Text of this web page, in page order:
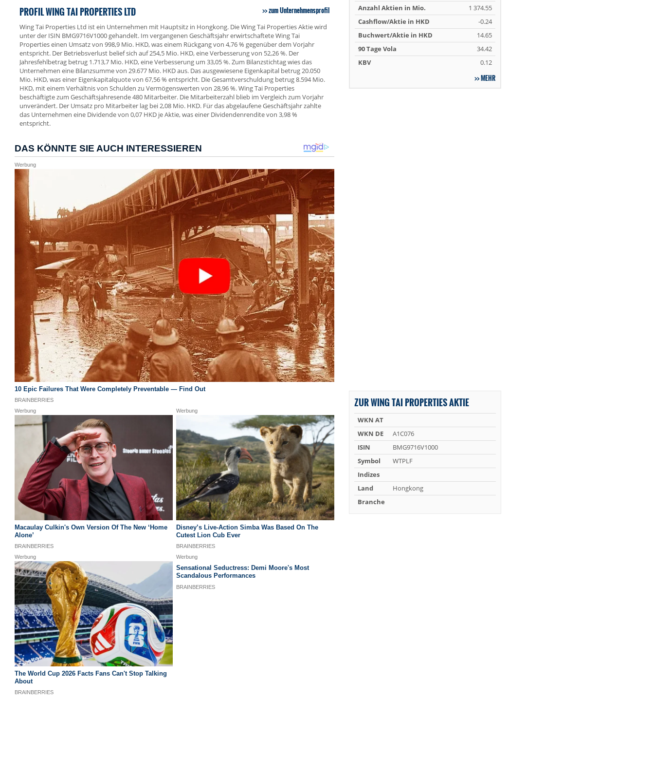
PROFIL WING TAI PROPERTIES LTD zum Unternehmensprofil
Wing Tai Properties Ltd ist ein Unternehmen mit Hauptsitz in Hongkong. Die Wing Tai Properties Aktie wird
unter der ISIN BMG9716V1000 gehandelt. Im vergangenen Geschäftsjahr erwirtschaftete Wing Tai
Properties einen Umsatz von 998,9 Mio. HKD, was einem Rückgang von 4,76 % gegenüber dem Vorjahr
entspricht. Der Betriebsverlust belief sich auf 254,5 Mio. HKD, eine Verbesserung von 52,26 %. Der
Jahresfehlbetrag betrug 1.713,7 Mio. HKD, eine Verbesserung um 33,05 %. Zum Bilanzstichtag wies das
Unternehmen eine Bilanzsumme von 29.677 Mio. HKD aus. Das ausgewiesene Eigenkapital betrug 20.050
Mio. HKD, was einer Eigenkapitalquote von 67,56 % entspricht. Die Gesamtverschuldung betrug 8.594 Mio.
HKD, mit einem Verhältnis von Schulden zu Vermögenswerten von 28,96 %. Wing Tai Properties
beschäftigte zum Geschäftsjahresende 480 Mitarbeiter. Die Mitarbeiterzahl blieb im Vergleich zum Vorjahr
unverändert. Der Umsatz pro Mitarbeiter lag bei 2,08 Mio. HKD. Für das abgelaufene Geschäftsjahr zahlte
das Unternehmen eine Dividende von 0,07 HKD je Aktie, was einer Dividendenrendite von 3,98 %
entspricht.
Anzahl Aktien in Mio.
1 374.55
Cashflow/Aktie in HKD
-0.24
Buchwert/Aktie in HKD
14.65
90 Tage Vola
34.42
KBV
0.12
MEHR
ZUR WING TAI PROPERTIES AKTIE
WKN AT
WKN DE
A1C076
ISIN
BMG9716V1000
Symbol
WTPLF
Indizes
Land
Hongkong
Branche